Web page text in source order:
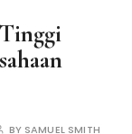
BY SAMUEL SMITH